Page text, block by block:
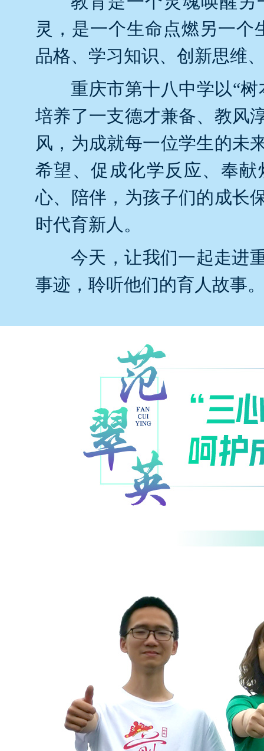
灵，是一个生命点燃另一个
品格、学习知识、创新思维
重庆市第十八中学以“
培养了一支德才兼备、教风
风，为成就每一位学生的未
希望、促成化学反应、奉
心、陪伴，为孩子们的成长
时代育新人。
今天，让我们一起走进
事迹，聆听他们的育人故事